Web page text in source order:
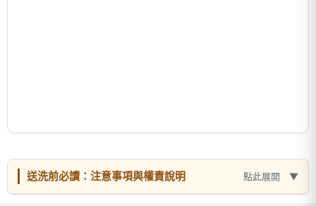
送洗前必讀：注意事項與權責說明 點此展開